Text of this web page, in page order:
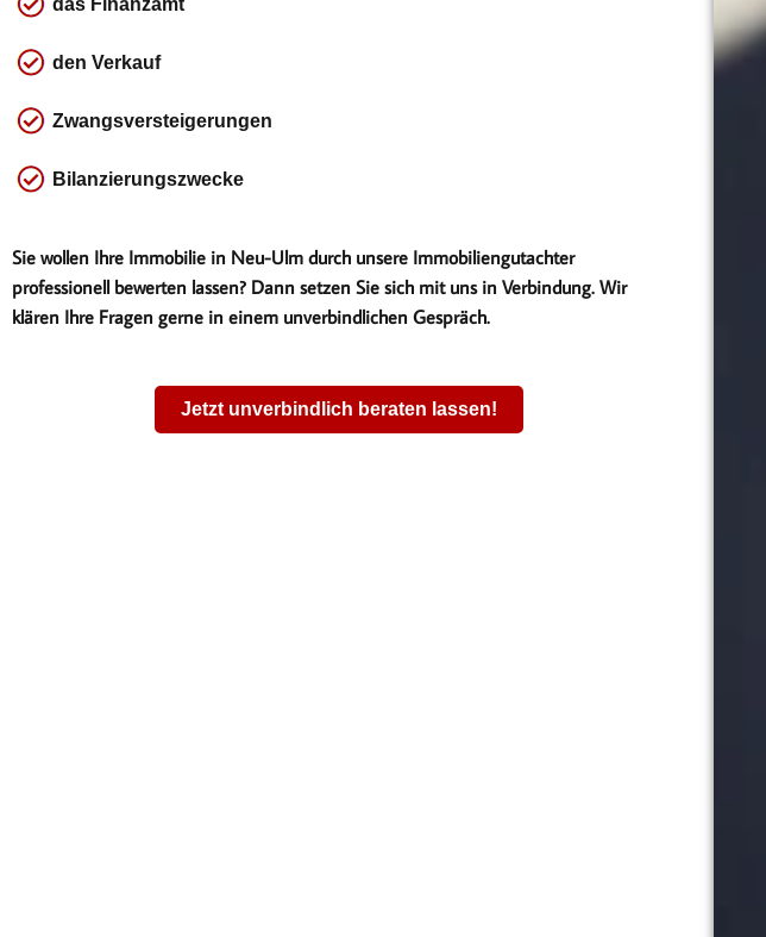
den Verkauf
Zwangsversteigerungen
Bilanzierungszwecke
Sie wollen Ihre Immobilie in Neu-Ulm durch unsere Immobiliengutachter
professionell bewerten lassen? Dann setzen Sie sich mit uns in Verbindung. Wir
klären Ihre Fragen gerne in einem unverbindlichen Gespräch.
Jetzt unverbindlich beraten lassen!